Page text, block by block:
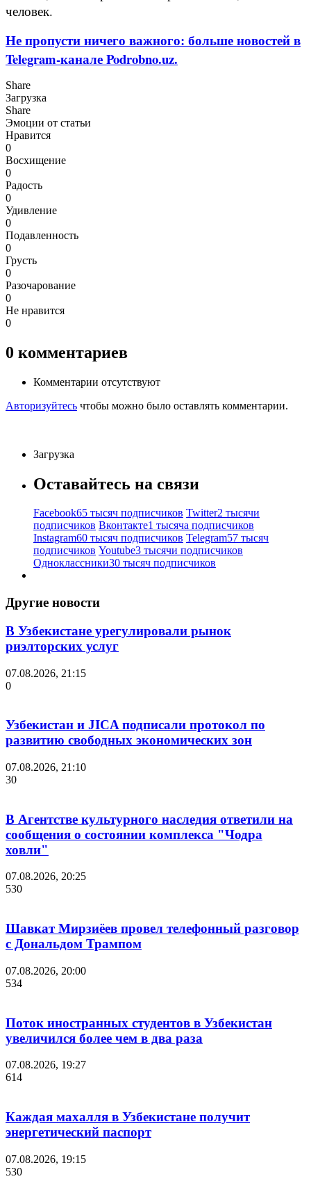
человек.
Не пропусти ничего важного: больше новостей в
Telegram-канале Podrobno.uz.
Share
Загрузка
Share
Эмоции от статьи
Нравится
0
Восхищение
0
Радость
0
Удивление
0
Подавленность
0
Грусть
0
Разочарование
0
Не нравится
0
0 комментариев
Комментарии отсутствуют
Авторизуйтесь чтобы можно было оставлять комментарии.
Загрузка
Оставайтесь на связи
Facebook65 тысяч подписчиков Twitter2 тысячи
подписчиков Вконтакте1 тысяча подписчиков
Instagram60 тысяч подписчиков Telegram57 тысяч
подписчиков Youtube3 тысячи подписчиков
Одноклассники30 тысяч подписчиков
Другие новости
В Узбекистане урегулировали рынок
риэлторских услуг
07.08.2026, 21:15
0
Узбекистан и JICA подписали протокол по
развитию свободных экономических зон
07.08.2026, 21:10
30
В Агентстве культурного наследия ответили на
сообщения о состоянии комплекса "Чодра
ховли"
07.08.2026, 20:25
530
Шавкат Мирзиёев провел телефонный разговор
с Дональдом Трампом
07.08.2026, 20:00
534
Поток иностранных студентов в Узбекистан
увеличился более чем в два раза
07.08.2026, 19:27
614
Каждая махалля в Узбекистане получит
энергетический паспорт
07.08.2026, 19:15
530